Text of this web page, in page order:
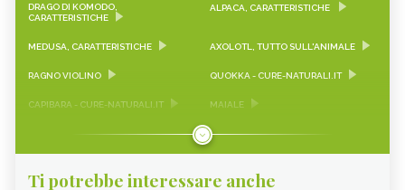
DRAGO DI KOMODO,
CARATTERISTICHE
ALPACA, CARATTERISTICHE
MEDUSA, CARATTERISTICHE AXOLOTL, TUTTO SULL'ANIMALE
RAGNO VIOLINO QUOKKA - CURE-NATURALI.IT
CAPIBARA - CURE-NATURALI.IT MAIALE
PINGUINO
Ti potrebbe interessare anche